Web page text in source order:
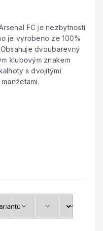
FC je nezbytností
je vyrobeno ze 100%
dvoubarevný
klubovým znakem
s dvojitými